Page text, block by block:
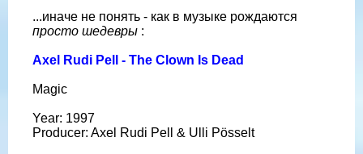
...иначе не понять - как в музыке рождаются
просто шедевры :
Axel Rudi Pell - The Clown Is Dead
Magic
Year: 1997
Producer: Axel Rudi Pell & Ulli Pösselt